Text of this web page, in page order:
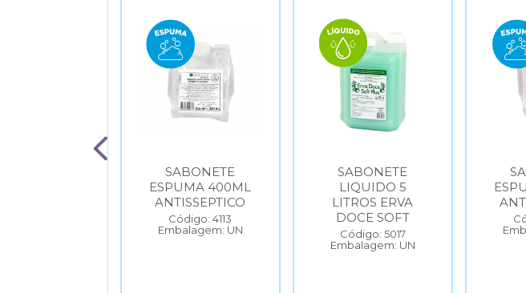
SABONETE
ESPUMA 400ML
ANTISSEPTICO
Código: 4113
Embalagem: UN
SABONETE
LIQUIDO 5
LITROS ERVA
DOCE SOFT
Código: 5017
Embalagem: UN